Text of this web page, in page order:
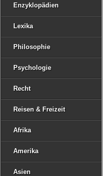
Enzyklopädien
Lexika
Philosophie
Psychologie
Recht
Reisen & Freizeit
Afrika
Amerika
Asien